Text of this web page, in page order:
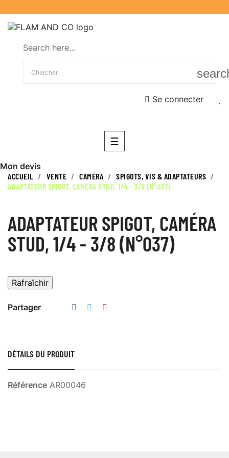
Search here...
Se connecter
Basculer
la
☰
Mon devis
ACCUEIL VENTE CAMÉRA
SPIGOTS, VIS & ADAPTATEURS
ADAPTATEUR SPIGOT, CAMÉRA STUD, 1/4 - 3/8 (N°037)
ADAPTATEUR SPIGOT, CAMÉRA
STUD, 1/4 - 3/8 (N°037)
Partager
DÉTAILS DU PRODUIT
Référence AR00046